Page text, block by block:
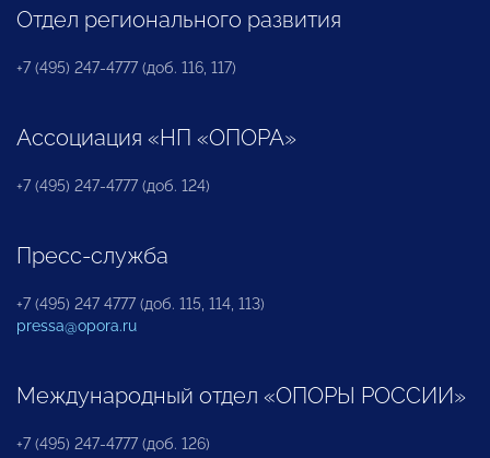
Отдел регионального развития
+7 (495) 247-4777 (доб. 116, 117)
Ассоциация «НП «ОПОРА»
+7 (495) 247-4777 (доб. 124)
Пресс-служба
+7 (495) 247 4777 (доб. 115, 114, 113)
pressa@opora.ru
Международный отдел «ОПОРЫ РОССИИ»
+7 (495) 247-4777 (доб. 126)